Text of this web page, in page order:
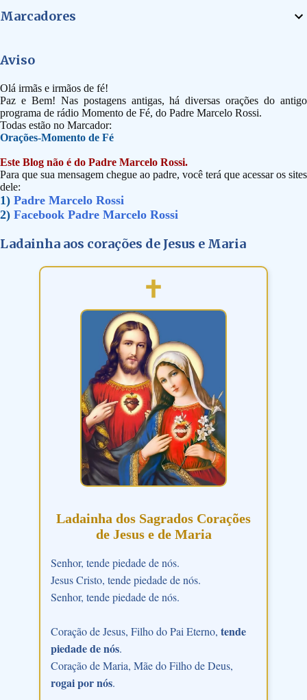
Marcadores
Aviso
Olá irmãs e irmãos de fé!
Paz e Bem! Nas postagens antigas, há diversas orações do antigo
programa de rádio Momento de Fé, do Padre Marcelo Rossi.
Todas estão no Marcador:
Orações-Momento de Fé
Este Blog não é do Padre Marcelo Rossi.
Para que sua mensagem chegue ao padre, você terá que acessar os sites
dele:
1) Padre Marcelo Rossi
2) Facebook Padre Marcelo Rossi
Ladainha aos corações de Jesus e Maria
Ladainha dos Sagrados Corações
de Jesus e de Maria
Senhor, tende piedade de nós.
Jesus Cristo, tende piedade de nós.
Senhor, tende piedade de nós.
Coração de Jesus, Filho do Pai Eterno, tende
piedade de nós.
Coração de Maria, Mãe do Filho de Deus,
rogai por nós.